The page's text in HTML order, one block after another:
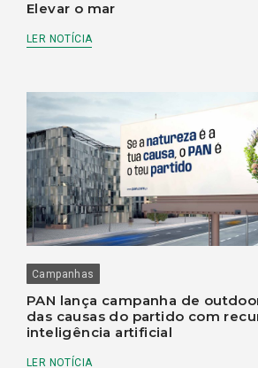
Elevar o mar
LER NOTÍCIA
Campanhas
PAN lança campanha de
das causas do partido com
inteligência artificial
LER NOTÍCIA